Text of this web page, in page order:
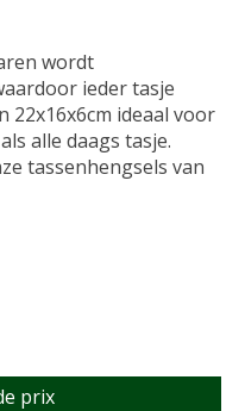
wordt
ieder tasje
22x16x6cm ideaal voor
alle daags tasje.
tassenhengsels van
prix